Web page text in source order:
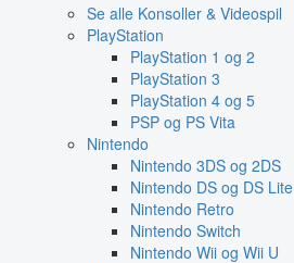
Se alle Konsoller & Videospil
PlayStation
PlayStation 1 og 2
PlayStation 3
PlayStation 4 og 5
PSP og PS Vita
Nintendo
Nintendo 3DS og 2DS
Nintendo DS og DS Lite
Nintendo Retro
Nintendo Switch
Nintendo Wii og Wii U